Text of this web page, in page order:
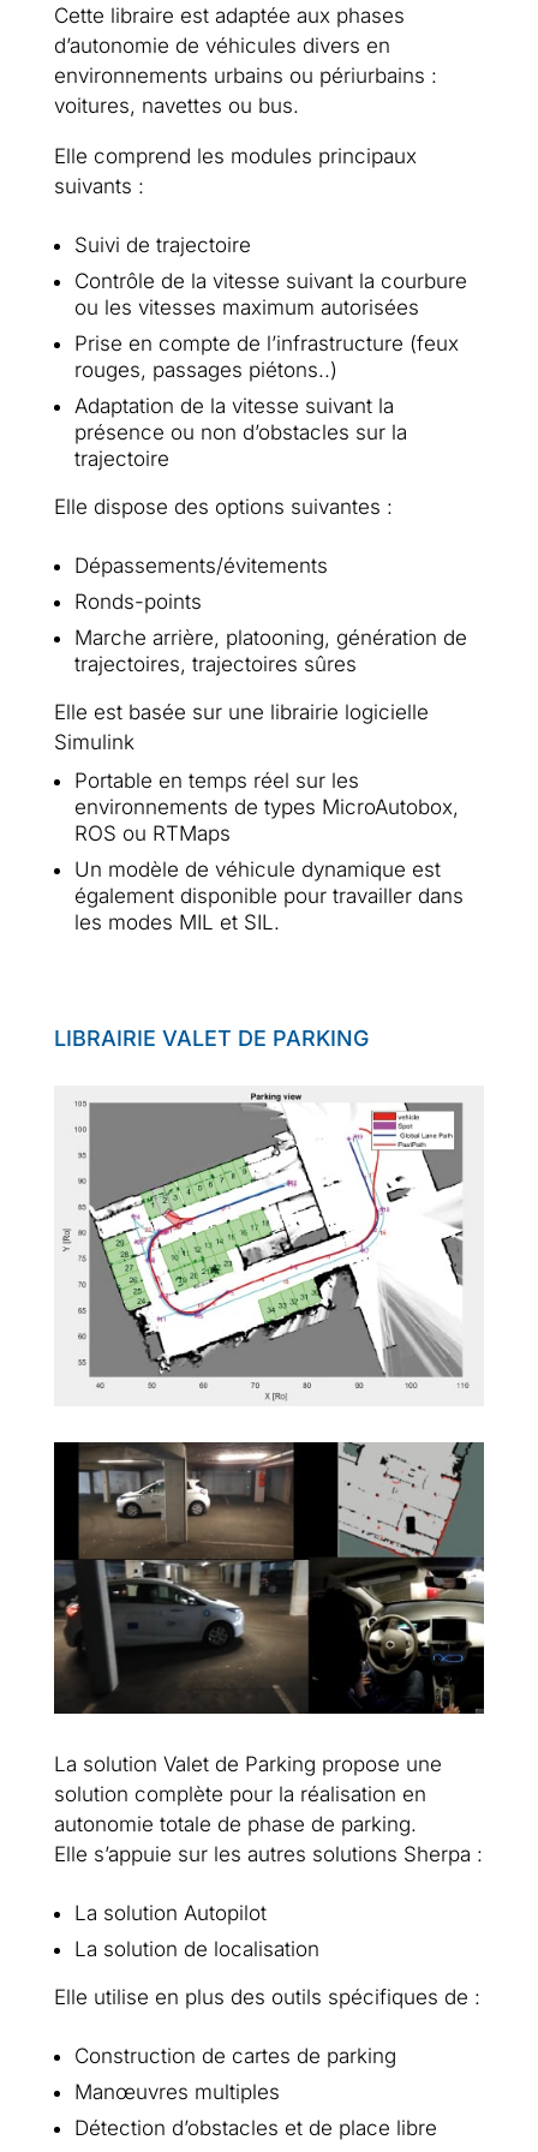
Cette libraire est adaptée aux phases
d’autonomie de véhicules divers en
environnements urbains ou périurbains :
voitures, navettes ou bus.
Elle comprend les modules principaux
suivants :
Suivi de trajectoire
Contrôle de la vitesse suivant la courbure
ou les vitesses maximum autorisées
Prise en compte de l’infrastructure (feux
rouges, passages piétons..)
Adaptation de la vitesse suivant la
présence ou non d’obstacles sur la
trajectoire
Elle dispose des options suivantes :
Dépassements/évitements
Ronds-points
Marche arrière, platooning, génération de
trajectoires, trajectoires sûres
Elle est basée sur une librairie logicielle
Simulink
Portable en temps réel sur les
environnements de types MicroAutobox,
ROS ou RTMaps
Un modèle de véhicule dynamique est
également disponible pour travailler dans
les modes MIL et SIL.
LIBRAIRIE VALET DE PARKING
La solution Valet de Parking propose une
solution complète pour la réalisation en
autonomie totale de phase de parking.
Elle s’appuie sur les autres solutions Sherpa :
La solution Autopilot
La solution de localisation
Elle utilise en plus des outils spécifiques de :
Construction de cartes de parking
Manœuvres multiples
Détection d’obstacles et de place libre